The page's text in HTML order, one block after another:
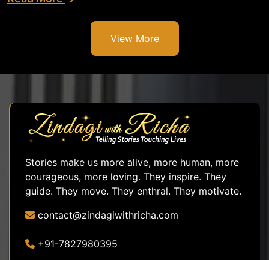
View More
Stories make us more alive, more human, more
courageous, more loving. They inspire. They
guide. They move. They enthral. They motivate.
contact@zindagiwithricha.com
+91-7827980395